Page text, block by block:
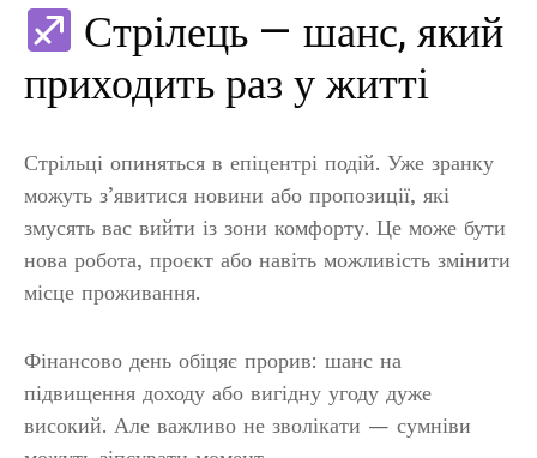
Стрілець — шанс, який
приходить раз у житті
Стрільці опиняться в епіцентрі подій. Уже зранку
можуть з’явитися новини або пропозиції, які
змусять вас вийти із зони комфорту. Це може бути
нова робота, проєкт або навіть можливість змінити
місце проживання.
Фінансово день обіцяє прорив: шанс на
підвищення доходу або вигідну угоду дуже
високий. Але важливо не зволікати — сумніви